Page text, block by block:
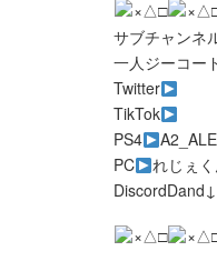
×△□
サブチャンネ
一人ジーコー
Twitter
TikTok
PS4
PC
れじぇ
×△□